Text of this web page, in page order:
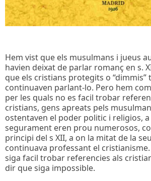
Hem vist que els musulmans i jueus
havien deixat de parlar romanç en s.
que els cristians protegits o “dimmis”
continuaven parlant-lo. Pero hem
per les quals no es facil trobar
cristians, gens apreats pels
ostentaven el poder politic i religios,
segurament eren prou numerosos,
principi del s XII, a on la mitat de la
continuava professant el
siga facil trobar referencies als
dir que siga impossible.